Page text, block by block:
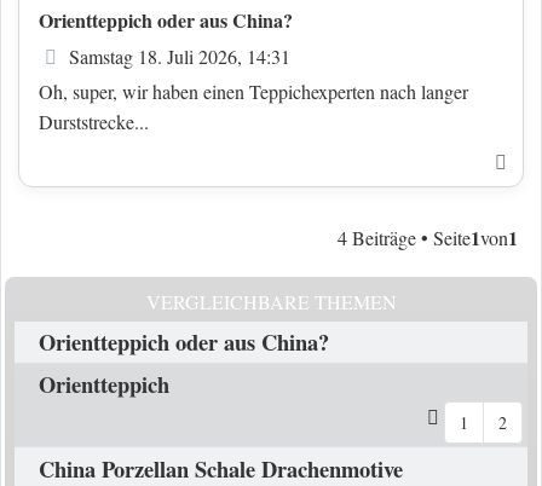
Orientteppich oder aus China?
Beitrag
Samstag 18. Juli 2026, 14:31
Oh, super, wir haben einen Teppichexperten nach langer
Durststrecke...
4 Beiträge • Seite1von1
VERGLEICHBARE THEMEN
Orientteppich oder aus China?
Orientteppich
1 2
China Porzellan Schale Drachenmotive